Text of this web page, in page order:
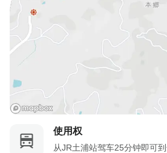
使用权
从JR土浦站驾车25分钟即可到